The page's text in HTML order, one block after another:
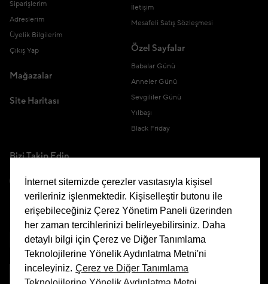
Siparişlerim
Adreslerim
Üyelik Bilgilerim
Çıkış Yap
Mağazalar
Site Haritası
İletişim
Mesafeli Satış Sözleşmesi
Özel Sayfalar
Babalar Günü
Anneler Günü
Sevgililer Günü
Yılbaşı
Black Friday
Bizi Takip Edin
Uygulamamızı İndirin
İnternet sitemizde çerezler vasıtasıyla kişisel
verileriniz işlenmektedir. Kişiselleştir butonu ile
erişebileceğiniz Çerez Yönetim Paneli üzerinden
her zaman tercihlerinizi belirleyebilirsiniz. Daha
detaylı bilgi için Çerez ve Diğer Tanımlama
Teknolojilerine Yönelik Aydınlatma Metni'ni
inceleyiniz. Çerez ve Diğer Tanımlama